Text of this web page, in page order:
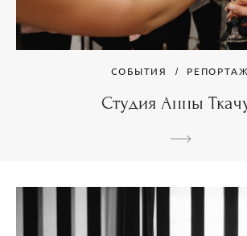
СОБЫТИЯ РЕПОРТАЖ
Студия Анны